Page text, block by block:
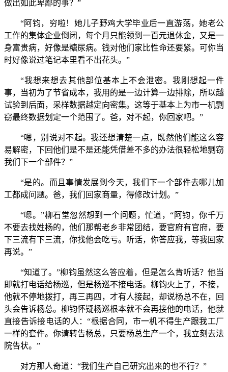
做出如此卑鄙的事？”
“阿钧，穷啦！她儿子野鸡大学毕业后一直游荡，她老公
工作的集体企业倒闭，每个月只能领到一百元退休金，又是一
身富贵病，好像是糖尿病。钱对他们家比性命还要紧。可你当
时好像说过笔记本里看不出花头。”
“我想来想去其他部位基本上不会泄密。我刚想起一件
事，当初为了节省成本，我用的是一边计算一边排除，所以越
试验到后面，采样数据越定向密集。这等于基本上为市一机剽
窃最终数据划定一个范围了。爸，对不起，你回家吧。”
“嗯，别说对不起。我还想清楚一点，既然他们能这么容
易解密，下回他们是不是还能凭借差不多的办法很轻松地剽窃
我们下一个部件？”
“是的。而且事情发展到今天，我们下一个部件去哪儿加
工都成问题。爸，我们回家商量，得修改计划。”
“嗯。”柳石堂忽然想到一个问题，忙道，“阿钧，你千万
不要去找姓杨的，他们那帮老乡非常团结，要官府有官府，要
下三流有下三流，你找他会吃亏。听话，你答应我，等我回家
再说。”
“知道了。”柳钧虽然这么答应着，但是怎么肯听话？他当
即就打电话给杨巡，但是杨巡不接电话。柳钧火上了，不接，
他就不停地拨打，再三再四，才有人接起，却说杨总不在，回
头会告诉杨总。柳钧怀疑杨巡根本就不会再接他的电话，他就
直接告诉接电话的人：“根据合同，市一机不得生产跟我工厂
一样的套件。你请转告杨总，只要杨总生产一个，我立刻去法
院告状。”
对方那人奇道：“我们生产自己研究出来的也不行？”